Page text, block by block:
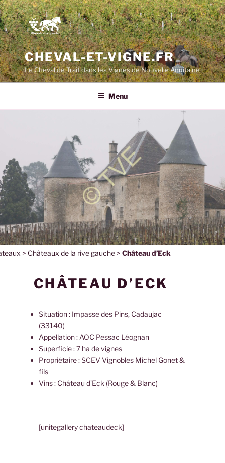
CHEVAL-ET-VIGNE.FR
Le Cheval de Trait dans les Vignes de Nouvelle Aquitaine
Menu
> Châteaux de la rive gauche >Château d’Eck
CHÂTEAU D’ECK
Situation : Impasse des Pins, Cadaujac
(33140)
Appellation : AOC Pessac Léognan
Superficie : 7 ha de vignes
Propriétaire : SCEV Vignobles Michel Gonet &
fils
Vins : Château d’Eck (Rouge & Blanc)
[unitegallery chateaudeck]